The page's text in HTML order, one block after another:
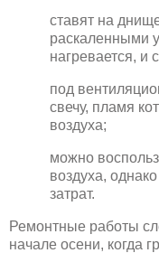
ставят на
раскаленными
нагревается, и
под
свечу, пламя
воздуха;
можно
воздуха,
затрат.
Ремонтные работы
начале осени, когда